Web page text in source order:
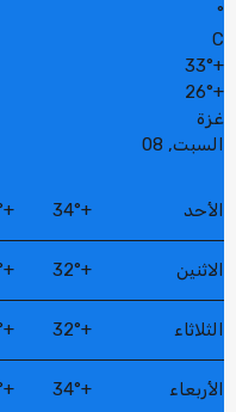
°
C
+
33°
+
26°
غزة
السبت, 08
الأحد +
34°
+
الاثنين +
32°
+
الثلاثاء +
32°
+
الأربعاء +
34°
+